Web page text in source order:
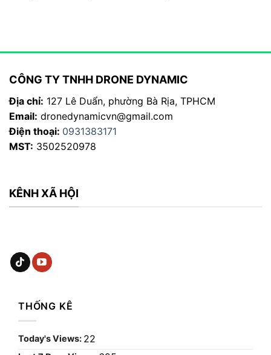
CÔNG TY TNHH DRONE DYNAMIC
Địa chỉ: 127 Lê Duẩn, phường Bà Rịa, TPHCM
Email: dronedynamicvn@gmail.com
Điện thoại: 0931383171
MST: 3502520978
KÊNH XÃ HỘI
THỐNG KÊ
Today's Views: 22